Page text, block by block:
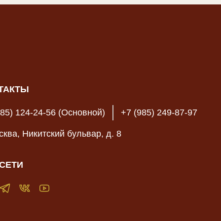
124-24-56 (Основной) +7 (985) 249-87-97
Никитский бульвар, д. 8